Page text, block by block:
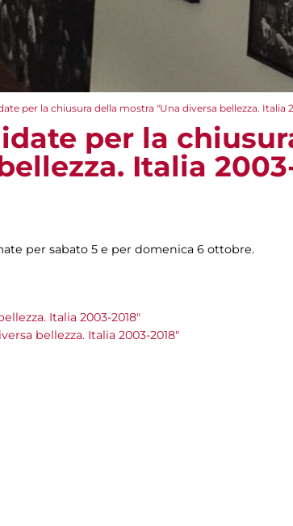
per la chiusura della mostra "Una diversa bellezza. Italia
per la
Italia
per sabato 5 e per domenica 6 ottobre.
Italia 2003-2018"
bellezza. Italia 2003-2018"